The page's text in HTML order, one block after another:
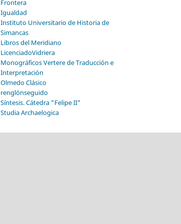
Frontera
Igualdad
Instituto Universitario de Historia de
Simancas
Libros del Meridiano
LicenciadoVidriera
Monográficos Vertere de Traducción e
Interpretación
Olmedo Clásico
renglónseguido
Síntesis. Cátedra "Felipe II"
Studia Archaelogica